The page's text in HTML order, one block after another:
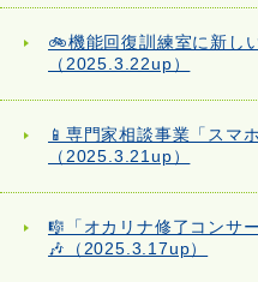
🚲機能回復訓練室に新し
（2025.3.22up）
📱専門家相談事業「スマ
（2025.3.21up）
🎼「オカリナ修了コンサ
🎶（2025.3.17up）